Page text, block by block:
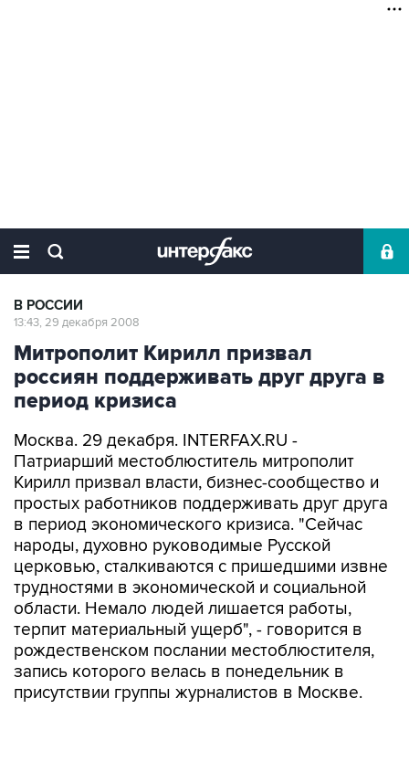
В РОССИИ
13:43, 29 декабря 2008
Митрополит Кирилл призвал
россиян поддерживать друг друга в
период кризиса
Москва. 29 декабря. INTERFAX.RU -
Патриарший местоблюститель митрополит
Кирилл призвал власти, бизнес-сообщество и
простых работников поддерживать друг друга
в период экономического кризиса. "Сейчас
народы, духовно руководимые Русской
церковью, сталкиваются с пришедшими извне
трудностями в экономической и социальной
области. Немало людей лишается работы,
терпит материальный ущерб", - говорится в
рождественском послании местоблюстителя,
запись которого велась в понедельник в
присутствии группы журналистов в Москве.